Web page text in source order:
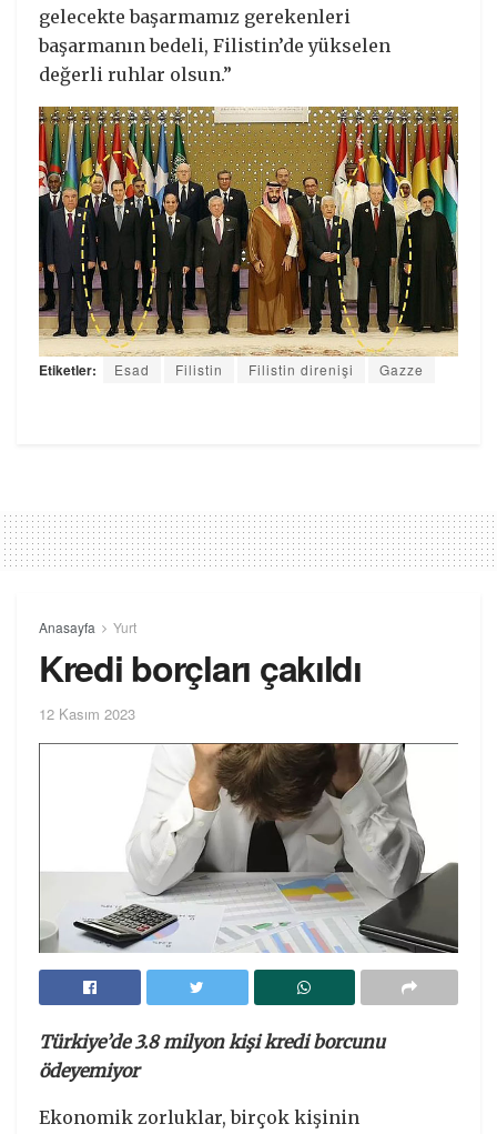
gelecekte başarmamız gerekenleri
başarmanın bedeli, Filistin’de yükselen
değerli ruhlar olsun.”
Etiketler: Esad Filistin Filistin direnişi Gazze
Anasayfa Yurt
Kredi borçları çakıldı
12 Kasım 2023
Türkiye’de 3.8 milyon kişi kredi borcunu
ödeyemiyor
Ekonomik zorluklar, birçok kişinin